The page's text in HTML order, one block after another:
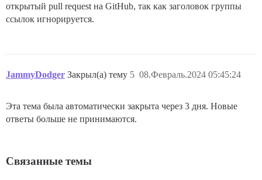
открытый pull request на GitHub, так как заголовок группы
ссылок игнорируется.
JammyDodger Закрыл(а) тему 08.Февраль.2024 05:45:24
5
Эта тема была автоматически закрыта через 3 дня. Новые
ответы больше не принимаются.
Связанные темы